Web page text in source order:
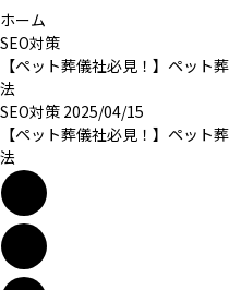
ホーム
SEO対策
【ペット葬儀社必見！】ペット
法
SEO対策 2025/04/15
【ペット葬儀社必見！】ペット
法